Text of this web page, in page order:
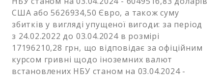
США або 5626934,50 Євро, а також суму
збитків у вигляді упущеної вигоди: за період
з 24.02.2022 до 03.04.2024 в розмірі
17196210,28 грн, що відповідає за офіційним
курсом гривні щодо іноземних валют
встановлених НБУ станом на 03.04.2024 -